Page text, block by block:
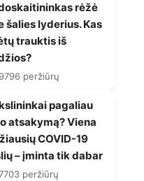
rėžė
šalies lyderius. Kas
trauktis iš
peržiūrų
pagaliau
atsakymą? Viena
COVID-19
– įminta tik dabar
peržiūrų